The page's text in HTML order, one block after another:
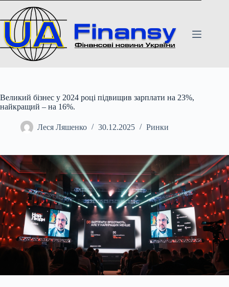
вмісту
Великий бізнес у 2024 році підвищив зарплати на 23%,
найкращий – на 16%.
Леся Ляшенко 30.12.2025 Ринки